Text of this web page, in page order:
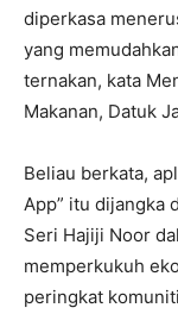
diperkasa
yang
ternakan, kata
Makanan, Datuk
Beliau berkata,
App” itu dijangka
Seri Hajiji Noor
memperkukuh
peringkat